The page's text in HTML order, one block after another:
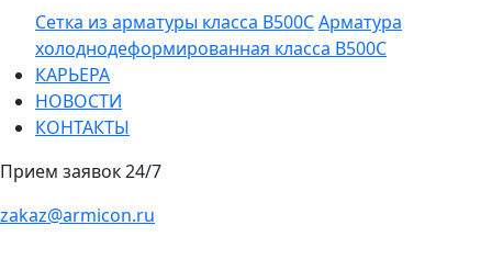
Сетка из арматуры класса В500САрматура
холоднодеформированная класса В500С
КАРЬЕРА
НОВОСТИ
КОНТАКТЫ
Прием заявок 24/7
zakaz@armicon.ru